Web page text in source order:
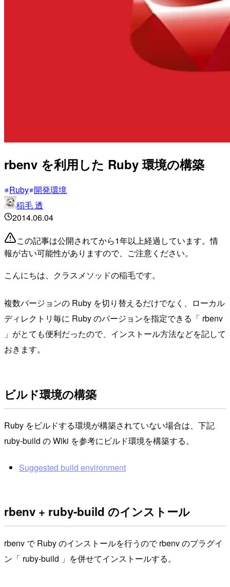
rbenv を利用した Ruby 環境の構築
Ruby 開発環境
稲毛 透
2014.06.04
この記事は公開されてから1年以上経過しています。情
報が古い可能性がありますので、ご注意ください。
こんにちは、クラスメソッドの稲毛です。
複数バージョンの Ruby を切り替えるだけでなく、ローカル
ディレクトリ毎に Ruby のバージョンを指定できる「 rbenv
」がとても便利だったので、インストール方法などを記して
おきます。
ビルド環境の構築
Ruby をビルドする環境が構築されていない場合は、下記
ruby-build の Wiki を参考にビルド環境を構築する。
Suggested build environment
rbenv + ruby-build のインストール
rbenv で Ruby のインストールを行うので rbenv のプラグイ
ン「 ruby-build 」を併せてインストールする。